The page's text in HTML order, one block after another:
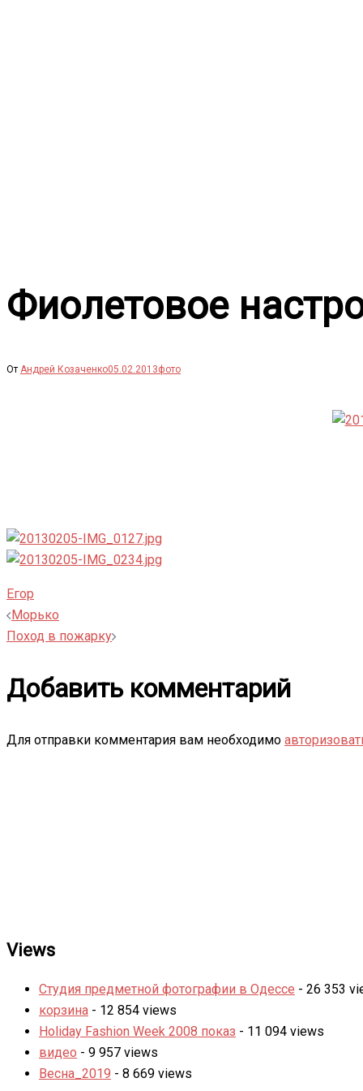
Фиолетовое
От Андрей Козаченко05.02.2013фото
Егор
Навигация
Морько
Поход в пожарку
Добавить комментарий
Для отправки комментария вам необходимо
Views
Студия предметной фотографии в Одессе - 26 353
корзина - 12 854 views
Holiday Fashion Week 2008 показ - 11 094 views
видео - 9 957 views
Весна_2019 - 8 669 views